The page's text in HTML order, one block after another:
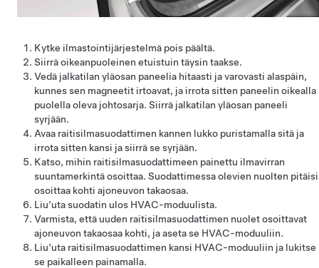
Kytke ilmastointijärjestelmä pois päältä.
Siirrä oikeanpuoleinen etuistuin täysin taakse.
Vedä jalkatilan yläosan paneelia hitaasti ja varovasti alaspäin,
kunnes sen magneetit irtoavat, ja irrota sitten paneelin oikealla
puolella oleva johtosarja. Siirrä jalkatilan yläosan paneeli
syrjään.
Avaa raitisilmasuodattimen kannen lukko puristamalla sitä ja
irrota sitten kansi ja siirrä se syrjään.
Katso, mihin raitisilmasuodattimeen painettu ilmavirran
suuntamerkintä osoittaa. Suodattimessa olevien nuolten pitäisi
osoittaa kohti ajoneuvon takaosaa.
Liu’uta suodatin ulos HVAC-moduulista.
Varmista, että uuden raitisilmasuodattimen nuolet osoittavat
ajoneuvon takaosaa kohti, ja aseta se HVAC-moduuliin.
Liu’uta raitisilmasuodattimen kansi HVAC-moduuliin ja lukitse
se paikalleen painamalla.